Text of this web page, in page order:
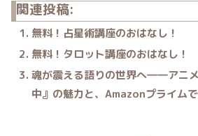
関連投稿:
無料！占星術講座のおはなし！
無料！タロット講座のおはなし！
魂が震える語りの世界へ――アニ
中』の魅力と、Amazonプライム